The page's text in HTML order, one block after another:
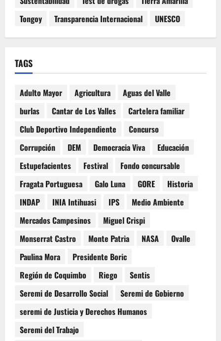
Tongoy
Transparencia Internacional UNESCO
TAGS
Adulto Mayor Agricultura
Aguas del Valle
burlas
Cantar de Los Valles
Cartelera familiar
Club Deportivo Independiente
Concurso
Corrupción
DEM Democracia Viva
Educación
Estupefacientes
Festival
Fondo concursable
Fragata Portuguesa
Galo Luna GORE
Historia
INDAP
INIA Intihuasi IPS
Medio Ambiente
Mercados Campesinos
Miguel Crispi
Monserrat Castro
Monte Patria NASA
Ovalle
Paulina Mora
Presidente Boric
Región de Coquimbo
Riego
Sentis
Seremi de Desarrollo Social
Seremi de Gobierno
seremi de Justicia y Derechos Humanos
Seremi del Trabajo